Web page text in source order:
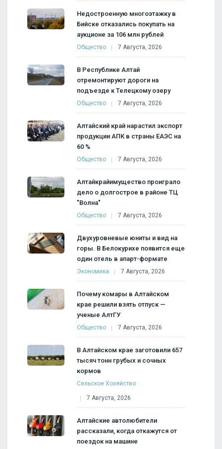
Недостроенную многоэтажку в
Бийске отказались покупать на
аукционе за 106 млн рублей
Общество 7 Августа, 2026
В Республике Алтай
отремонтируют дороги на
подъезде к Телецкому озеру
Общество 7 Августа, 2026
Алтайский край нарастил экспорт
продукции АПК в страны ЕАЭС на
60 %
Общество 7 Августа, 2026
Алтайкрайимущество проиграло
дело о долгострое в районе ТЦ
"Волна"
Общество 7 Августа, 2026
Двухуровневые юниты и вид на
горы. В Белокурихе появится еще
один отель в апарт-формате
Экономика 7 Августа, 2026
Почему комары в Алтайском
крае решили взять отпуск —
ученые АлтГУ
Общество 7 Августа, 2026
В Алтайском крае заготовили 657
тысяч тонн грубых и сочных
кормов
Сельское Хозяйство
7 Августа, 2026
Алтайские автолюбители
рассказали, когда откажутся от
поездок на машине